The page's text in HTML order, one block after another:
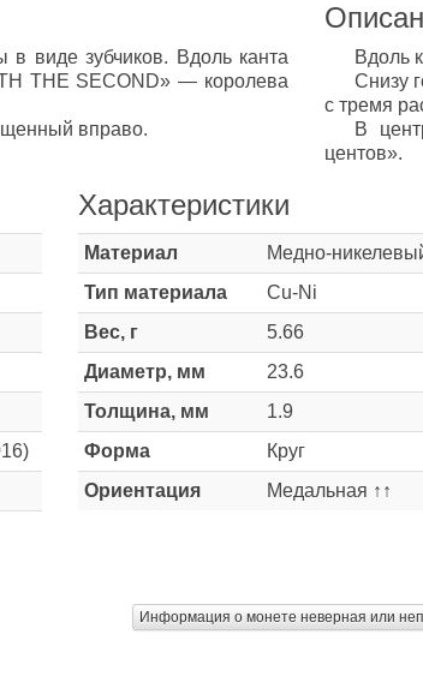
виде зубчиков. Вдоль канта
THE SECOND» — королева
вправо.
Вдоль
Снизу
с тремя
В
центов».
Характеристики
Материал
Медно-
Тип материала
Cu-Ni
Вес, г
5.66
Диаметр, мм
23.6
Толщина, мм
1.9
Форма
Круг
Ориентация
Медальная ↑↑
Информация о монете неверная или